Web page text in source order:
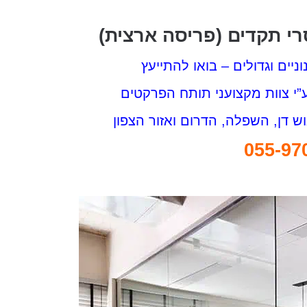
תקדים (פריסה ארצית)
וגדולים – בואו להתייעץ
צוות מקצועני תותח הפרקטים
דן, השפלה, הדרום ואזור הצפון
055-